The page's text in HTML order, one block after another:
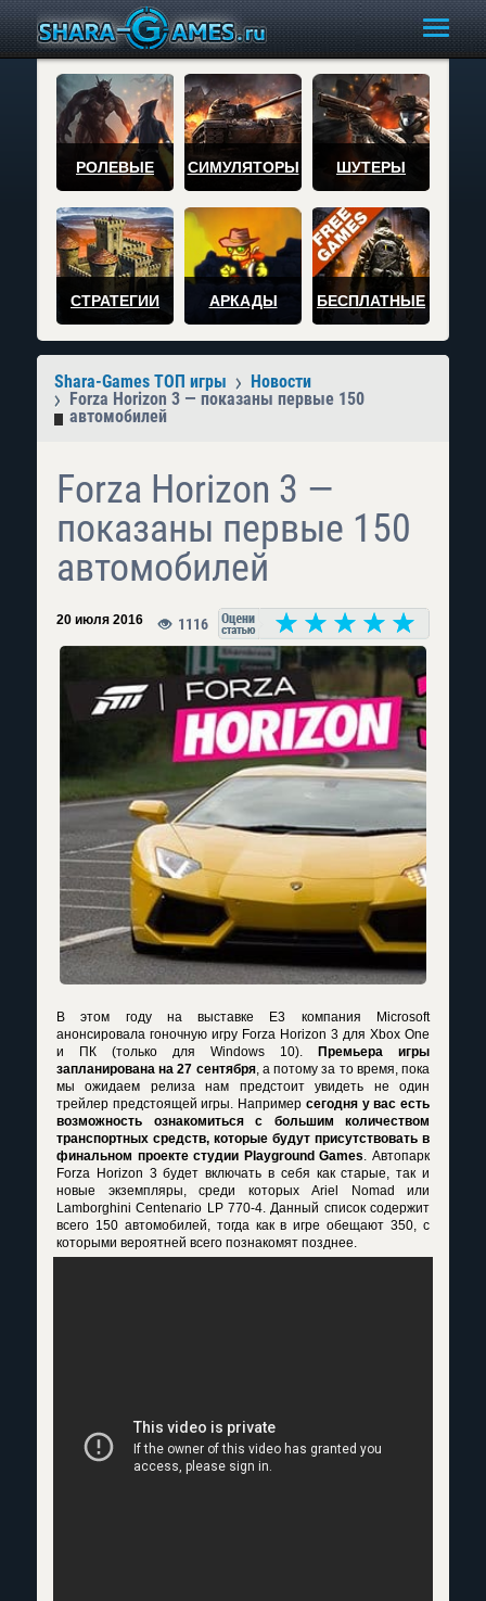
РОЛЕВЫЕ СИМУЛЯТОРЫ ШУТЕРЫ
СТРАТЕГИИ АРКАДЫ БЕСПЛАТНЫЕ
Shara-Games ТОП игры
Новости
Forza Horizon 3 — показаны первые 150
автомобилей
Forza Horizon 3 —
показаны первые 150
автомобилей
20 июля 2016 1116
В этом году на выставке E3 компания Microsoft
анонсировала гоночную игру Forza Horizon 3 для Xbox One
и ПК (только для Windows 10).
Премьера игры
запланирована на 27 сентября, а потому за то время, пока
мы ожидаем релиза нам предстоит увидеть не один
трейлер предстоящей игры. Например сегодня у вас есть
возможность ознакомиться с большим количеством
транспортных средств, которые будут присутствовать в
финальном проекте студии Playground Games. Автопарк
Forza Horizon 3 будет включать в себя как старые, так и
новые экземпляры, среди которых Ariel Nomad или
Lamborghini Centenario LP 770-4. Данный список содержит
всего 150 автомобилей, тогда как в игре обещают 350, с
которыми вероятней всего познакомят позднее.